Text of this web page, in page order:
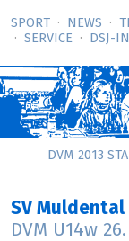
SPORT NEWS
SERVICE
DSJ-­
DVM 2013
SV
DVM U14w 26.